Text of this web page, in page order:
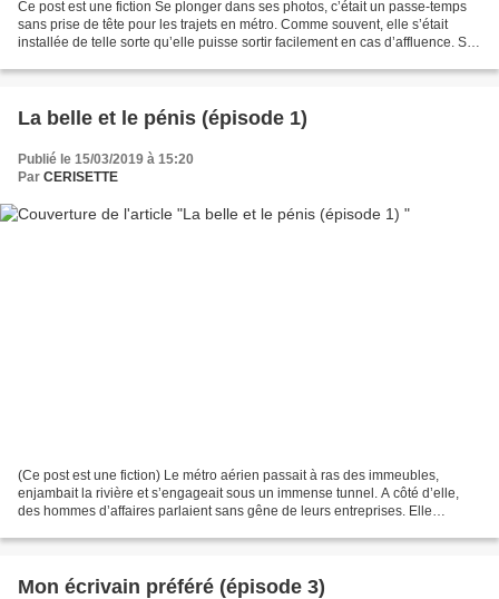
Ce post est une fiction Se plonger dans ses photos, c’était un passe-temps
sans prise de tête pour les trajets en métro. Comme souvent, elle s’était
installée de telle sorte qu’elle puisse sortir facilement en cas d’affluence. Sur
La belle et le pénis (épisode 1)
Publié le 15/03/2019 à 15:20
Par CERISETTE
(Ce post est une fiction) Le métro aérien passait à ras des immeubles,
enjambait la rivière et s’engageait sous un immense tunnel. A côté d’elle,
des hommes d’affaires parlaient sans gêne de leurs entreprises. Elle
Mon écrivain préféré (épisode 3)